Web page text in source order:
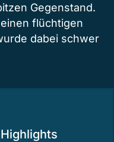
Gegenstand.
flüchtigen
dabei schwer